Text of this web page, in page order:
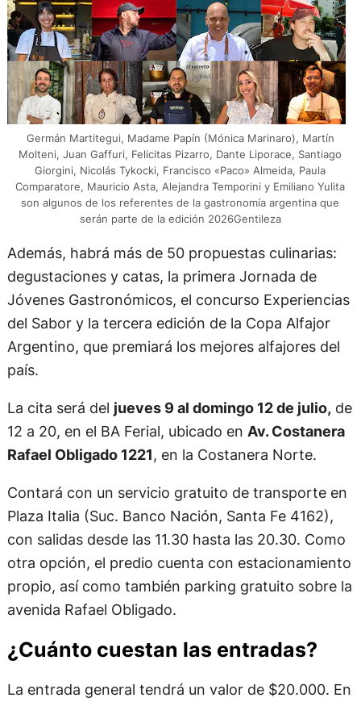
Germán Martitegui, Madame Papín (Mónica Marinaro), Martín
Molteni, Juan Gaffuri, Felicitas Pizarro, Dante Liporace, Santiago
Giorgini, Nicolás Tykocki, Francisco «Paco» Almeida, Paula
Comparatore, Mauricio Asta, Alejandra Temporini y Emiliano Yulita
son algunos de los referentes de la gastronomía argentina que
serán parte de la edición 2026Gentileza
Además, habrá más de 50 propuestas culinarias:
degustaciones y catas, la primera Jornada de
Jóvenes Gastronómicos, el concurso Experiencias
del Sabor y la tercera edición de la Copa Alfajor
Argentino, que premiará los mejores alfajores del
país.
La cita será del jueves 9 al domingo 12 de julio, de
12 a 20, en el BA Ferial, ubicado en Av. Costanera
Rafael Obligado 1221, en la Costanera Norte.
Contará con un servicio gratuito de transporte en
Plaza Italia (Suc. Banco Nación, Santa Fe 4162),
con salidas desde las 11.30 hasta las 20.30. Como
otra opción, el predio cuenta con estacionamiento
propio, así como también parking gratuito sobre la
avenida Rafael Obligado.
¿Cuánto cuestan las entradas?
La entrada general tendrá un valor de $20.000. En